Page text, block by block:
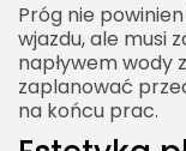
Próg nie
wjazdu, ale musi
napływem wody
zaplanować
na końcu prac.